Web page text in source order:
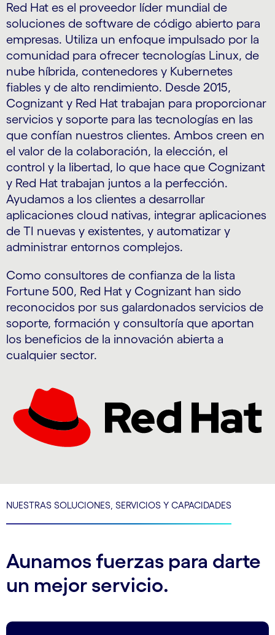
Red Hat es el proveedor líder mundial de
soluciones de software de código abierto para
empresas. Utiliza un enfoque impulsado por la
comunidad para ofrecer tecnologías Linux, de
nube híbrida, contenedores y Kubernetes
fiables y de alto rendimiento. Desde 2015,
Cognizant y Red Hat trabajan para proporcionar
servicios y soporte para las tecnologías en las
que confían nuestros clientes. Ambos creen en
el valor de la colaboración, la elección, el
control y la libertad, lo que hace que Cognizant
y Red Hat trabajan juntos a la perfección.
Ayudamos a los clientes a desarrollar
aplicaciones cloud nativas, integrar aplicaciones
de TI nuevas y existentes, y automatizar y
administrar entornos complejos.
Como consultores de confianza de la lista
Fortune 500, Red Hat y Cognizant han sido
reconocidos por sus galardonados servicios de
soporte, formación y consultoría que aportan
los beneficios de la innovación abierta a
cualquier sector.
NUESTRAS SOLUCIONES, SERVICIOS Y CAPACIDADES
Aunamos fuerzas para darte
un mejor servicio.